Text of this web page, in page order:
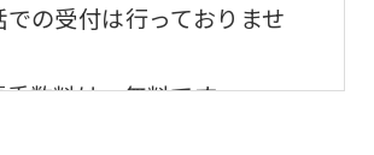
での受付は行っておりませ
数料は、無料です。
not
an